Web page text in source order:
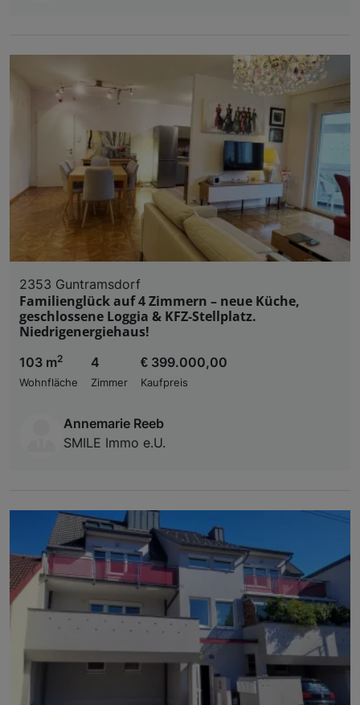
2353 Guntramsdorf
Familienglück auf 4 Zimmern – neue Küche,
geschlossene Loggia & KFZ-Stellplatz.
Niedrigenergiehaus!
103 m2
Wohnfläche
4
Zimmer
€ 399.000,00
Kaufpreis
Annemarie Reeb
SMILE Immo e.U.